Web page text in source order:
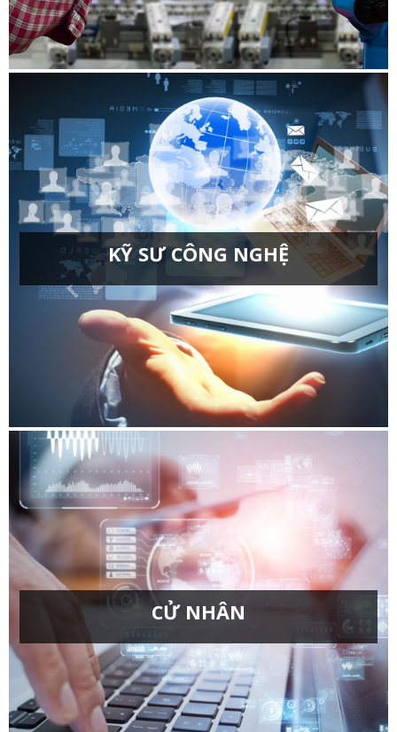
Kỹ thuật Cơ khí động lực
Kỹ thuật điện
Kỹ thuật điện tử viễn thông
Kỹ thuật điều khiển và tự động hóa
Kỹ thuật máy tính
Kỹ thuật môi trường
Kỹ thuật vật liệu
Kỹ thuật xây dựng
Kỹ thuật Robot
Kỹ thuật điện, điện tử
KỸ SƯ CÔNG NGHỆ
Công nghệ chế tạo máy
Công nghệ kỹ thuật cơ khí
Công nghệ kỹ thuật điện điện tử
Công nghệ kỹ thuật điều khiển và tự động hóa
Công nghệ kỹ thuật ô tô
Chuyên ngành: Công nghệ điện tử, bán dẫn và vi
mạch
CỬ NHÂN
Kinh tế công nghiệp
Ngôn ngữ Anh
Quản lý công nghiệp